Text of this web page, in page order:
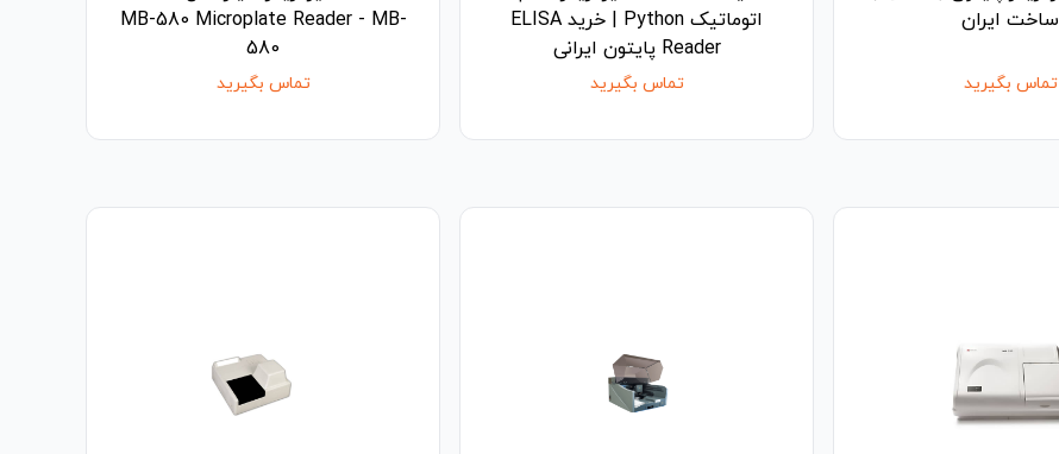
ساخت ایران
تماس بگیرید
اتوماتیک Python | خرید ELISA
Reader پایتون ایرانی
تماس بگیرید
MB-580 Microplate Reader - MB-
580
تماس بگیرید